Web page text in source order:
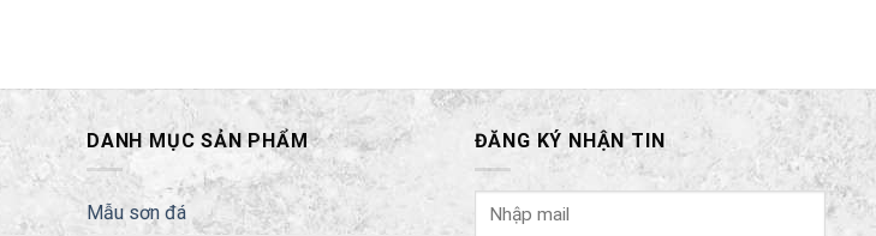
DANH MỤC SẢN PHẨM
Mẫu sơn đá
ĐĂNG KÝ NHẬN TIN